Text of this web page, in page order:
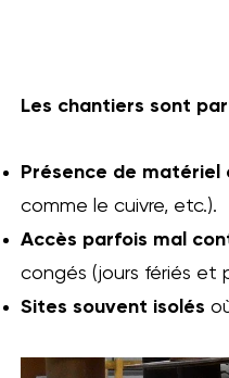
Les chantiers sont
Présence de
comme le cuivre, etc.).
Accès parfois mal
congés (jours fériés et
Sites souvent isolés